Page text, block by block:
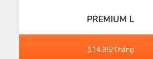
PREMIUM L
$14.95/Tháng